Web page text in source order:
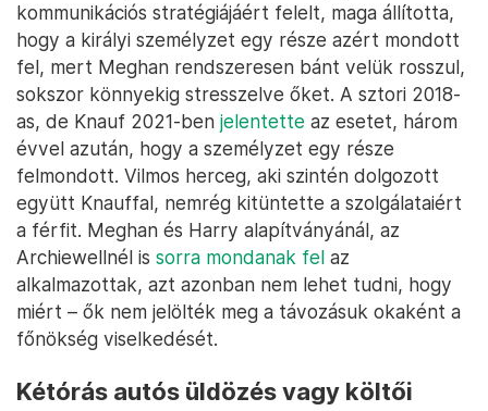
kommunikációs stratégiájáért felelt, maga állította,
hogy a királyi személyzet egy része azért mondott
fel, mert Meghan rendszeresen bánt velük rosszul,
sokszor könnyekig stresszelve őket. A sztori 2018-
as, de Knauf 2021-ben jelentette az esetet, három
évvel azután, hogy a személyzet egy része
felmondott. Vilmos herceg, aki szintén dolgozott
együtt Knauffal, nemrég kitüntette a szolgálataiért
a férfit. Meghan és Harry alapítványánál, az
Archiewellnél is sorra mondanak fel az
alkalmazottak, azt azonban nem lehet tudni, hogy
miért – ők nem jelölték meg a távozásuk okaként a
főnökség viselkedését.
Kétórás autós üldözés vagy költői